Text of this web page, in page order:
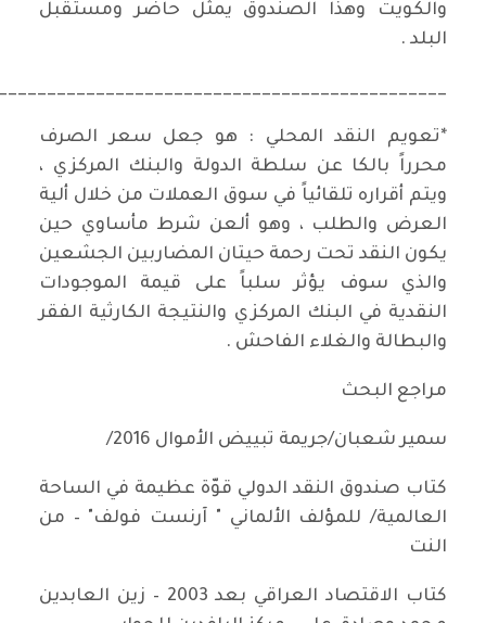
والكويت وهذا الصندوق يمثل حاضر ومستقبل
البلد .
*تعويم النقد المحلي : هو جعل سعر الصرف
محرراً بالكا عن سلطة الدولة والبنك المركزي ،
ويتم أقراره تلقائياً في سوق العملات من خلال ألية
العرض والطلب ، وهو ألعن شرط مأساوي حين
يكون النقد تحت رحمة حيتان المضاربين الجشعين
والذي سوف يؤثر سلباً على قيمة الموجودات
النقدية في البنك المركزي والنتيجة الكارثية الفقر
والبطالة والغلاء الفاحش .
مراجع البحث
سمير شعبان/جريمة تبييض الأموال 2016/
كتاب صندوق النقد الدولي قوّة عظيمة في الساحة
العالمية/ للمؤلف الألماني " آرنست فولف" – من
النت
كتاب الاقتصاد العراقي بعد 2003 – زين العابدين